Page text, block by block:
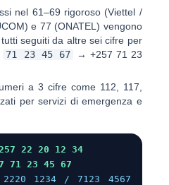
nel 61–69 rigoroso (Viettel /
e 77 (ONATEL) vengono
seguiti da altre sei cifre per
71 23 45 67 → +257 71 23
a 3 cifre come 112 117
per servizi di emergenza e
22 20 12 34
71 23 45 67
2220 1234 / 7123 4567